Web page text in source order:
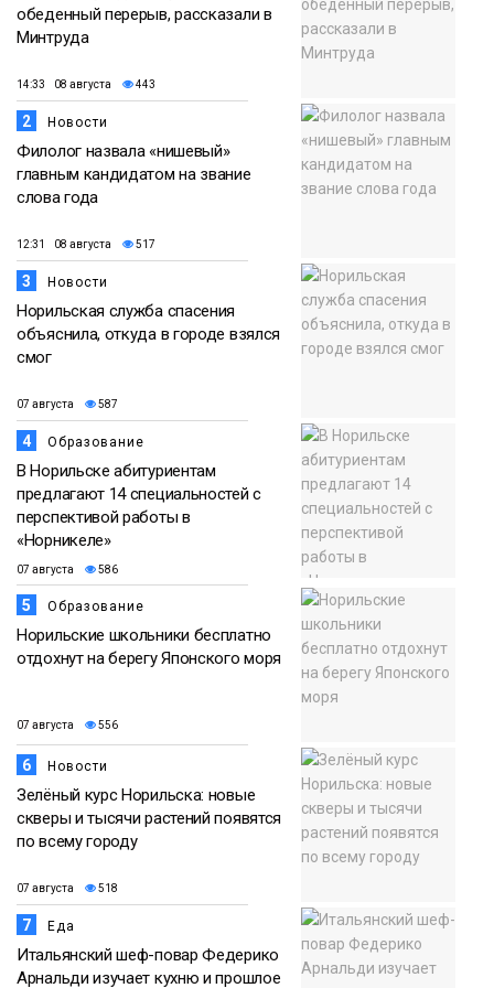
обеденный перерыв, рассказали в
Минтруда
14:33 08 августа 443
2 Новости
Филолог назвала «нишевый»
главным кандидатом на звание
слова года
12:31 08 августа 517
3 Новости
Норильская служба спасения
объяснила, откуда в городе взялся
смог
07 августа 587
4 Образование
В Норильске абитуриентам
предлагают 14 специальностей с
перспективой работы в
«Норникеле»
07 августа 586
5 Образование
Норильские школьники бесплатно
отдохнут на берегу Японского моря
07 августа 556
6 Новости
Зелёный курс Норильска: новые
скверы и тысячи растений появятся
по всему городу
07 августа 518
7 Еда
Итальянский шеф-повар Федерико
Арнальди изучает кухню и прошлое